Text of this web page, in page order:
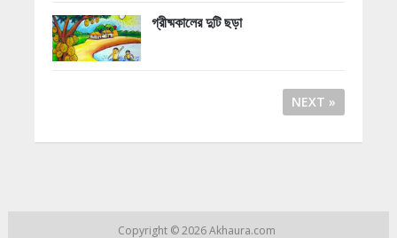
গ্রীষ্মকালের দুটি ছড়া
NEXT »
Copyright © 2026Akhaura.com